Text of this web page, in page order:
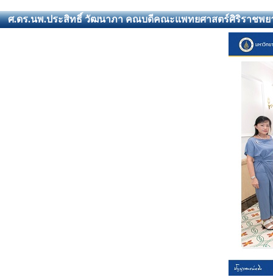
ศ.ดร.นพ.ประสิทธิ์ วัฒนาภา คณบดีคณะแพทยศาสตร์ศิริราชพยา